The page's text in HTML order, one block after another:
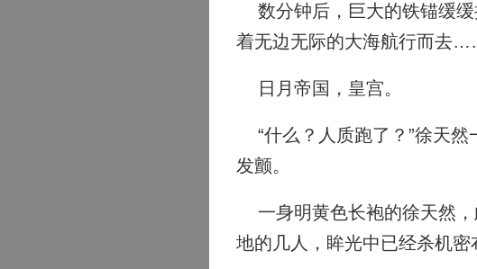
数分钟后，巨大的铁锚缓缓
着无边无际的大海航行而去
日月帝国，皇宫。
“什么？人质跑了？”徐天然
发颤。
一身明黄色长袍的徐天然，
地的几人，眸光中已经杀机密